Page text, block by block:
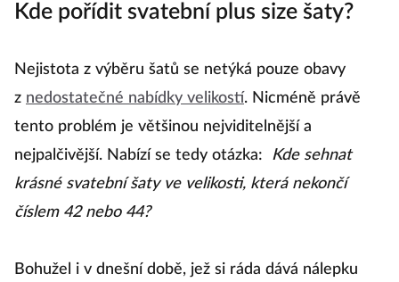
Kde pořídit svatební plus size šaty?
Nejistota z výběru šatů se netýká pouze obavy
z nedostatečné nabídky velikostí. Nicméně právě
tento problém je většinou nejviditelnější a
nejpalčivější. Nabízí se tedy otázka:
Kde sehnat
krásné svatební šaty ve velikosti, která nekončí
číslem 42 nebo 44?
Bohužel i v dnešní době, jež si ráda dává nálepku